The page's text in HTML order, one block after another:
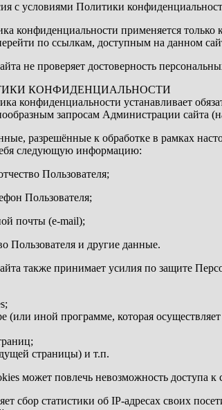
с условиями Политики
конфиденциальности применяется только
по ссылкам, доступным на данном
не проверяет достоверность
КОНФИДЕНЦИАЛЬНОСТИ
конфиденциальности устанавливает
запросам Администрации сайта
разрешённые к обработке в рамках
следующую информацию:
Пользователя;
Пользователя;
почты (e-mail);
Пользователя и другие данные.
также принимает усилия по защите
(или иной программе, которая
страницы) и т.п.
может повлечь невозможность доступа к
сбор статистики об IP-адресах своих